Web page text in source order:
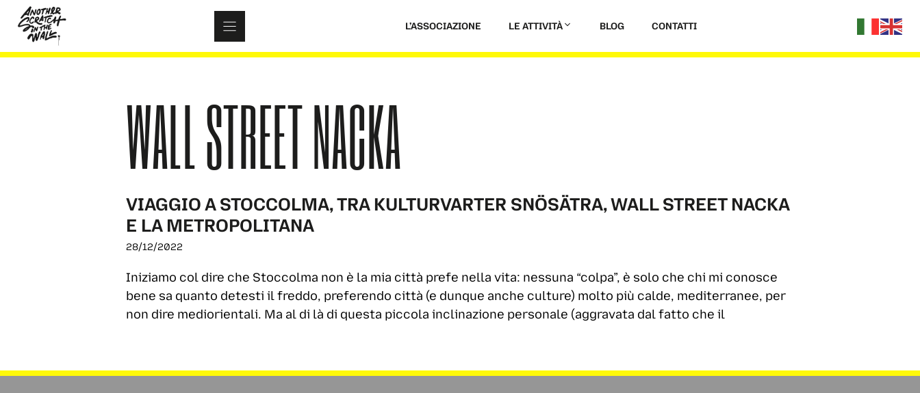
content
L’ASSOCIAZIONE LE ATTIVITÀ BLOG CONTATTI
WALL STREET NACKA
VIAGGIO A STOCCOLMA, TRA KULTURVARTER SNÖSÄTRA, WALL STREET NACKA
E LA METROPOLITANA
28/12/2022
Iniziamo col dire che Stoccolma non è la mia città prefe nella vita: nessuna “colpa”, è solo che chi mi conosce
bene sa quanto detesti il freddo, preferendo città (e dunque anche culture) molto più calde, mediterranee, per
non dire mediorientali. Ma al di là di questa piccola inclinazione personale (aggravata dal fatto che il